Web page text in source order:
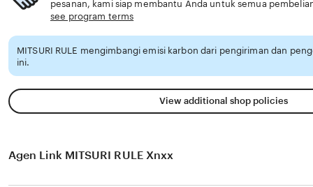
pesanan, kami siap membantu Anda untuk semua
see program terms
MITSURI RULE mengimbangi emisi karbon dari pengiriman dan
ini.
View additional shop policies
Agen Link MITSURI RULE Xnxx